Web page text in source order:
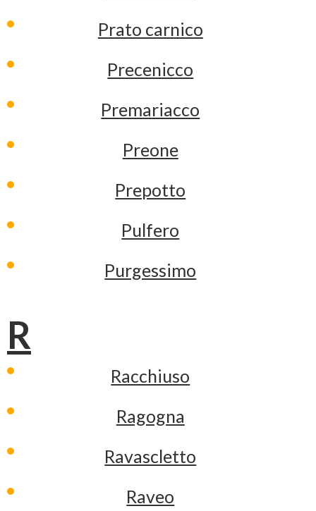
Prato carnico
Precenicco
Premariacco
Preone
Prepotto
Pulfero
Purgessimo
R
Racchiuso
Ragogna
Ravascletto
Raveo